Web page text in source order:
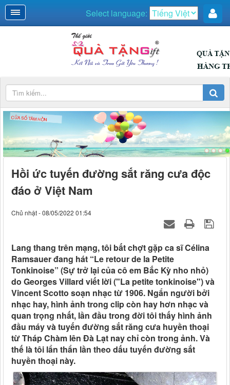
Select language:
Hồi ức tuyến đường sắt răng cưa độc
đáo ở Việt Nam
Chủ nhật - 08/05/2022 01:54
Lang thang trên mạng, tôi bất chợt gặp ca sĩ Célina
Ramsauer đang hát “Le retour de la Petite
Tonkinoise” (Sự trở lại của cô em Bắc Kỳ nho nhỏ)
do Georges Villard viết lời ("La petite tonkinoise") và
Vincent Scotto soạn nhạc từ 1906. Ngẩn người bởi
nhạc hay, hình ảnh trong clip còn hay hơn nhạc và
quan trọng nhất, lần đầu trong đời tôi thấy hình ảnh
đầu máy và tuyến đường sắt răng cưa huyền thoại
từ Tháp Chàm lên Đà Lạt nay chỉ còn trong ảnh. Và
thế là tôi lẩn thẩn lần theo dấu tuyến đường sắt
huyền thoại này.